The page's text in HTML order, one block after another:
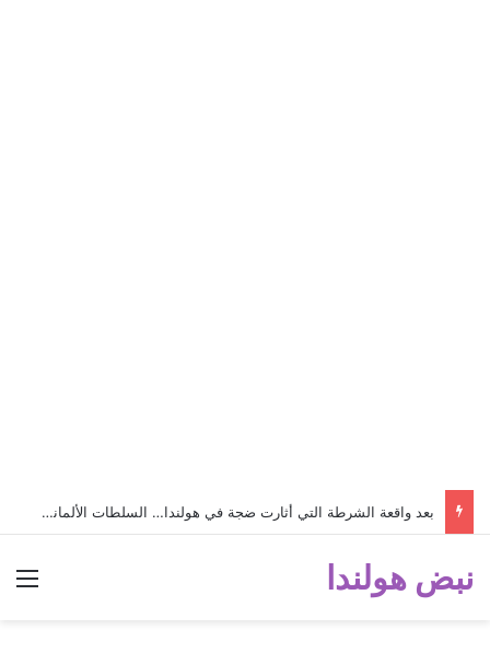
بعد واقعة الشرطة التي أثارت ضجة في هولندا… السلطات الألمانية تفصل رضيعة عمرها شهراً واحداً عن والدتها السورية!
نبض هولندا